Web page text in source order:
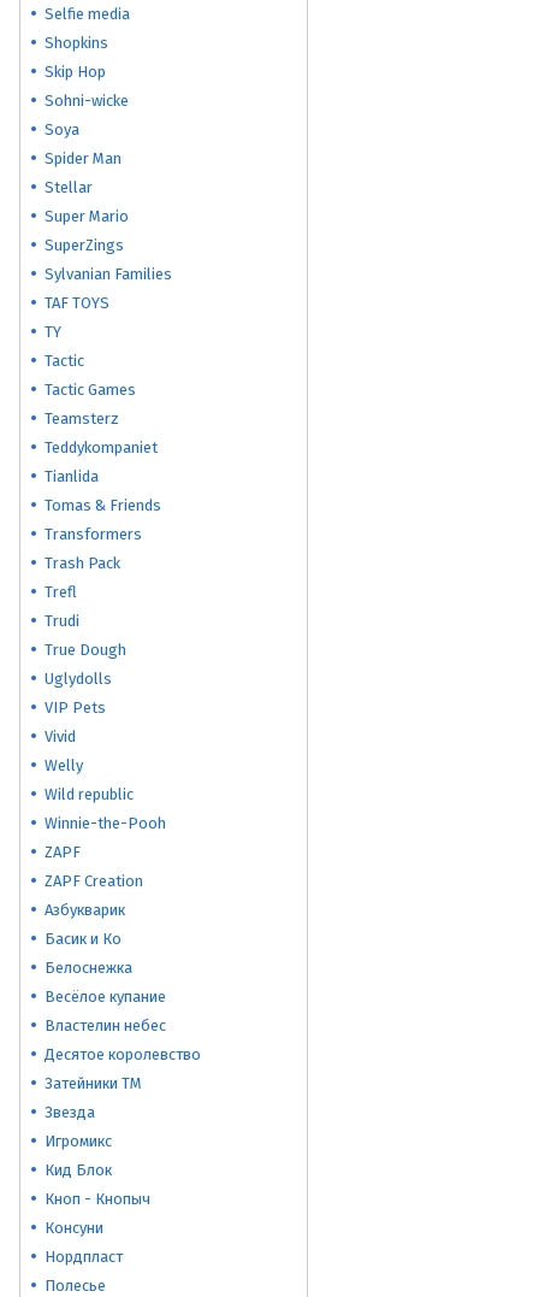
Selfie media
Shopkins
Skip Hop
Sohni-wicke
Soya
Spider Man
Stellar
Super Mario
SuperZings
Sylvanian Families
TAF TOYS
TY
Tactic
Tactic Games
Teamsterz
Teddykompaniet
Tianlida
Tomas & Friends
Transformers
Trash Pack
Trefl
Trudi
True Dough
Uglydolls
VIP Pets
Vivid
Welly
Wild republic
Winnie-the-Pooh
ZAPF
ZAPF Creation
Азбукварик
Басик и Ко
Белоснежка
Весёлое купание
Властелин небес
Десятое королевство
Затейники ТМ
Звезда
Игромикс
Кид Блок
Кноп - Кнопыч
Консуни
Нордпласт
Полесье